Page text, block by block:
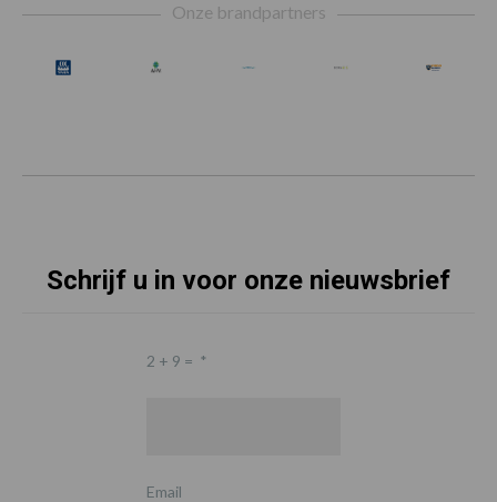
Onze brandpartners
Schrijf u in voor onze nieuwsbrief
2 + 9 = *
Email